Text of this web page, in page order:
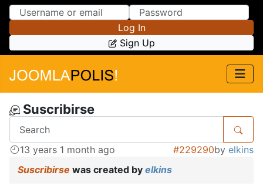
Skip to Content
Skip to Menu
Log In
Sign Up
Suscribirse
13 years 1 month ago #229290by elkins
Suscribirse was created by elkins